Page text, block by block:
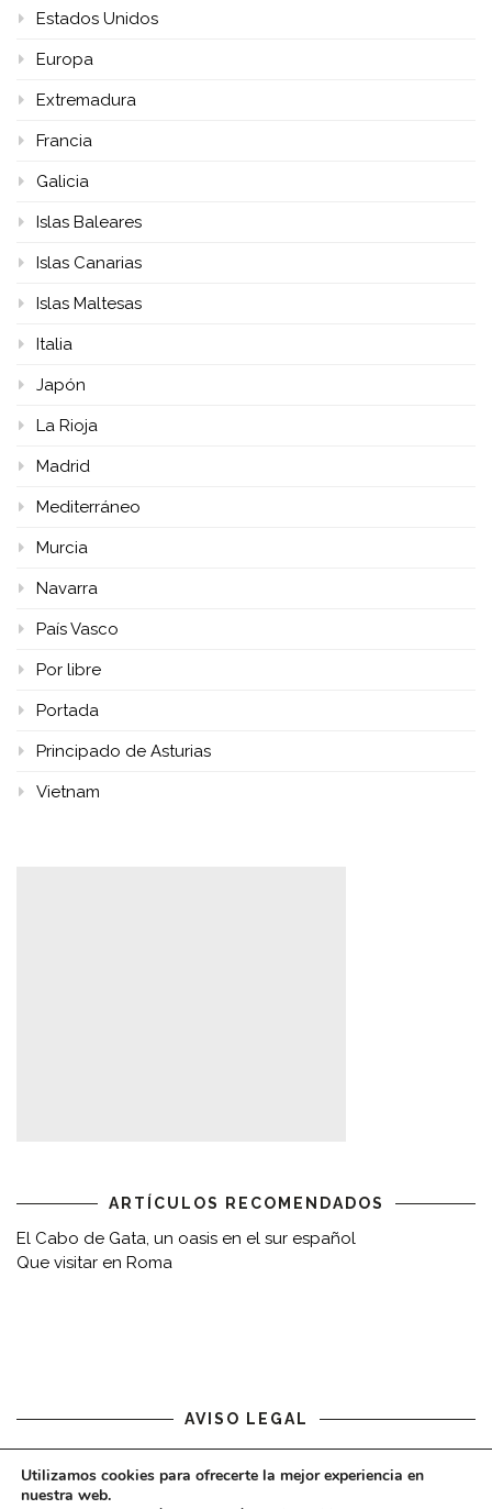
Estados Unidos
Europa
Extremadura
Francia
Galicia
Islas Baleares
Islas Canarias
Islas Maltesas
Italia
Japón
La Rioja
Madrid
Mediterráneo
Murcia
Navarra
País Vasco
Por libre
Portada
Principado de Asturias
Vietnam
ARTÍCULOS RECOMENDADOS
El Cabo de Gata, un oasis en el sur español
Que visitar en Roma
AVISO LEGAL
Aviso legal
Utilizamos cookies para ofrecerte la mejor experiencia en
nuestra web.